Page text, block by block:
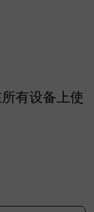
有设备上使